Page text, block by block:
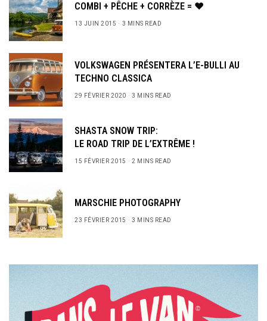
COMBI + PÊCHE + CORRÈZE = ♥
13 JUIN 2015 3 MINS READ
VOLKSWAGEN PRÉSENTERA L’E-BULLI AU
TECHNO CLASSICA
29 FÉVRIER 2020 3 MINS READ
SHASTA SNOW TRIP:
LE ROAD TRIP DE L’EXTRÊME !
15 FÉVRIER 2015 2 MINS READ
MARSCHIE PHOTOGRAPHY
23 FÉVRIER 2015 3 MINS READ